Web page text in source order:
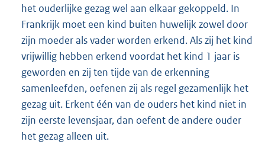
het ouderlijke gezag wel aan elkaar gekoppeld. In
Frankrijk moet een kind buiten huwelijk zowel door
zijn moeder als vader worden erkend. Als zij het kind
vrijwillig hebben erkend voordat het kind 1 jaar is
geworden en zij ten tijde van de erkenning
samenleefden, oefenen zij als regel gezamenlijk het
gezag uit. Erkent één van de ouders het kind niet in
zijn eerste levensjaar, dan oefent de andere ouder
het gezag alleen uit.